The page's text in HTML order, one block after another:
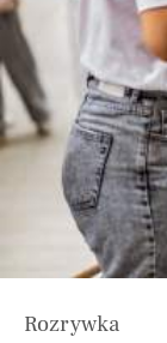
Rozrywka